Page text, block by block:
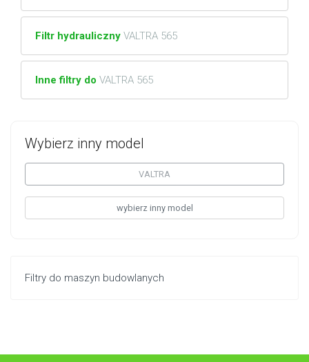
Wybierz inny model
VALTRA
wybierz inny model
Filtry do maszyn budowlanych
Filtr hydrauliczny VALTRA 565
Inne filtry do VALTRA 565